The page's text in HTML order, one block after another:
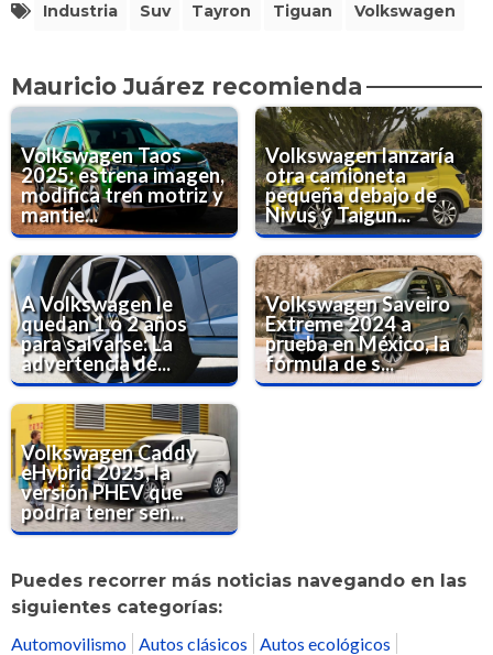
Industria Suv Tayron Tiguan Volkswagen
Mauricio Juárez recomienda
Volkswagen Taos
2025: estrena imagen,
modifica tren motriz y
mantie...
Volkswagen lanzaría
otra camioneta
pequeña debajo de
Nivus y Taigun...
A Volkswagen le
quedan 1 o 2 años
para salvarse: La
advertencia de...
Volkswagen Saveiro
Extreme 2024 a
prueba en México, la
fórmula de s...
Volkswagen Caddy
eHybrid 2025, la
versión PHEV que
podría tener sen...
Puedes recorrer más noticias navegando en las
siguientes categorías:
Automovilismo Autos clásicos
Autos ecológicos